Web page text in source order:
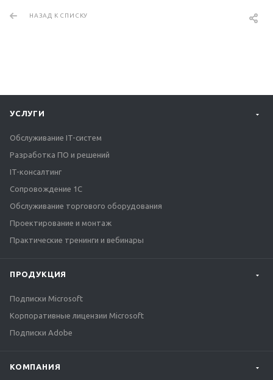
НАЗАД К СПИСКУ
УСЛУГИ
Обслуживание IT-систем
Разработка ПО и решений
IT-консалтинг
Сопровождение 1С
Обслуживание торгового оборудования
Проектирование и монтаж
Практические тренинги и вебинары
ПРОДУКЦИЯ
Подписки Microsoft
Корпоративные лицензии Microsoft
Подписки Adobe
КОМПАНИЯ